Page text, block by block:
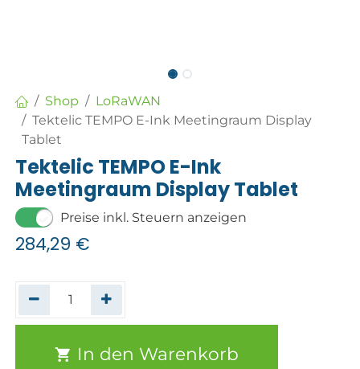
Shop
LoRaWAN
Tektelic TEMPO E-Ink Meetingraum Display
Tablet
Tektelic TEMPO E-Ink
Meetingraum Display Tablet
Preise inkl. Steuern anzeigen
284,29 €
In den Warenkorb